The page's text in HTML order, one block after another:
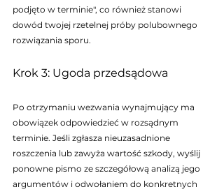
podjęto w terminie", co również stanowi
dowód twojej rzetelnej próby polubownego
rozwiązania sporu.
Krok 3: Ugoda przedsądowa
Po otrzymaniu wezwania wynajmujący ma
obowiązek odpowiedzieć w rozsądnym
terminie. Jeśli zgłasza nieuzasadnione
roszczenia lub zawyża wartość szkody, wyślij
ponowne pismo ze szczegółową analizą jego
argumentów i odwołaniem do konkretnych